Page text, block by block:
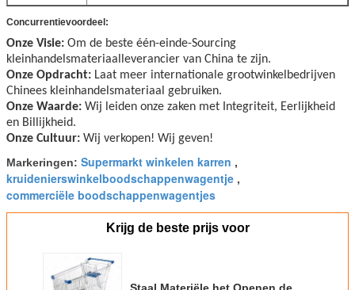
Concurrentievoordeel:
Onze Visie: Om de beste één-einde-Sourcing
kleinhandelsmateriaalleverancier van China te zijn.
Onze Opdracht: Laat meer internationale grootwinkelbedrijven
Chinees kleinhandelsmateriaal gebruiken.
Onze Waarde: Wij leiden onze zaken met Integriteit, Eerlijkheid
en Billijkheid.
Onze Cultuur: Wij verkopen! Wij geven!
Markeringen: Supermarkt winkelen karren ,
kruidenierswinkelboodschappenwagentje ,
commerciële boodschappenwagentjes
Krijg de beste prijs voor